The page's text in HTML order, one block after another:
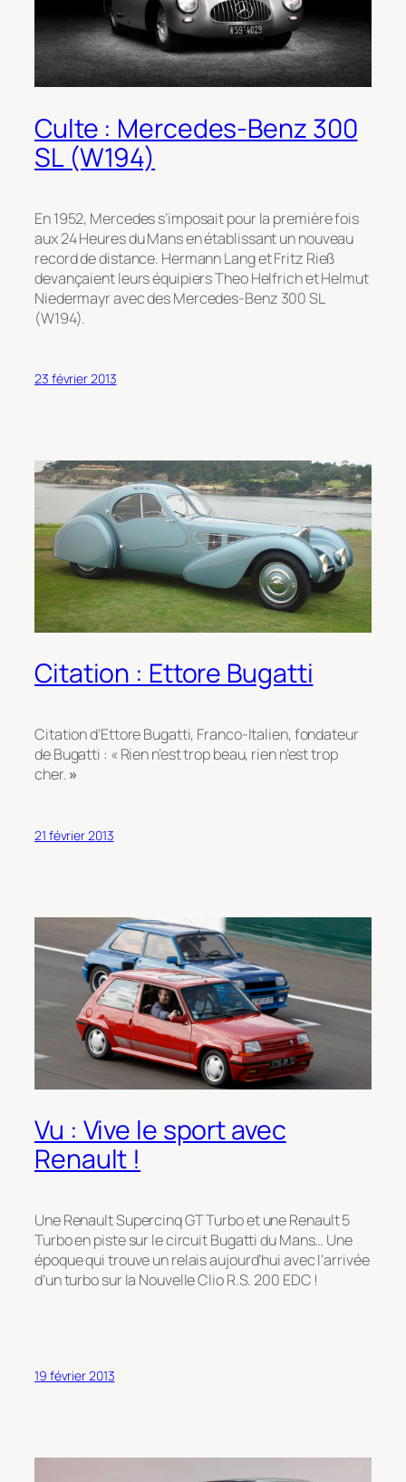
Culte : Mercedes-Benz 300
SL (W194)
En 1952, Mercedes s’imposait pour la première fois
aux 24 Heures du Mans en établissant un nouveau
record de distance. Hermann Lang et Fritz Rieß
devançaient leurs équipiers Theo Helfrich et Helmut
Niedermayr avec des Mercedes-Benz 300 SL
(W194).
23 février 2013
Citation : Ettore Bugatti
Citation d’Ettore Bugatti, Franco-Italien, fondateur
de Bugatti : « Rien n’est trop beau, rien n’est trop
cher.»
21 février 2013
Vu : Vive le sport avec
Renault !
Une Renault Supercinq GT Turbo et une Renault 5
Turbo en piste sur le circuit Bugatti du Mans… Une
époque qui trouve un relais aujourd’hui avec l’arrivée
d’un turbo sur la Nouvelle Clio R.S. 200 EDC !
19 février 2013